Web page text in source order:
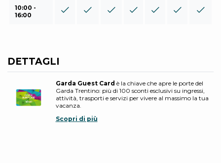
10:00 -
16:00
DETTAGLI
Garda Guest Card è la chiave che apre le porte del
Garda Trentino: più di 100 sconti esclusivi su ingressi,
attività, trasporti e servizi per vivere al massimo la tua
vacanza.
Scopri di più